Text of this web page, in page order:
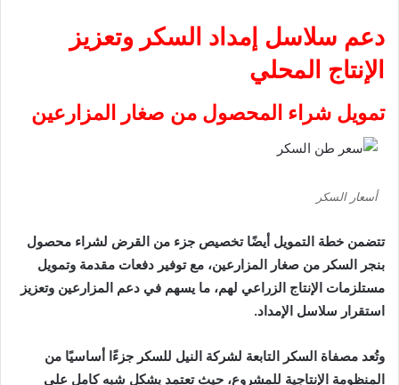
دعم سلاسل إمداد السكر وتعزيز
الإنتاج المحلي
تمويل شراء المحصول من صغار المزارعين
أسعار السكر
تتضمن خطة التمويل أيضًا تخصيص جزء من القرض لشراء محصول
بنجر السكر من صغار المزارعين، مع توفير دفعات مقدمة وتمويل
مستلزمات الإنتاج الزراعي لهم، ما يسهم في دعم المزارعين وتعزيز
استقرار سلاسل الإمداد.
وتُعد مصفاة السكر التابعة لشركة النيل للسكر جزءًا أساسيًا من
المنظومة الإنتاجية للمشروع، حيث تعتمد بشكل شبه كامل على